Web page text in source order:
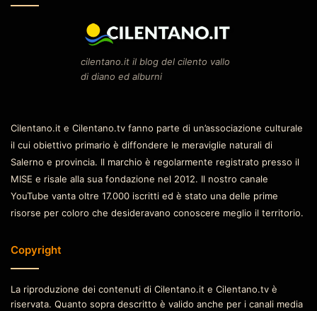
cilentano.it il blog del cilento vallo
di diano ed alburni
Cilentano.it e Cilentano.tv fanno parte di un’associazione culturale
il cui obiettivo primario è diffondere le meraviglie naturali di
Salerno e provincia. Il marchio è regolarmente registrato presso il
MISE e risale alla sua fondazione nel 2012. Il nostro canale
YouTube vanta oltre 17.000 iscritti ed è stato una delle prime
risorse per coloro che desideravano conoscere meglio il territorio.
Copyright
La riproduzione dei contenuti di Cilentano.it e Cilentano.tv è
riservata. Quanto sopra descritto è valido anche per i canali media